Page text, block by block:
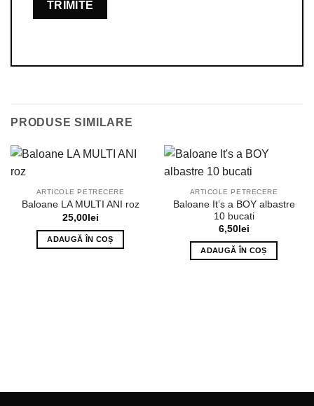
PRODUSE SIMILARE
ARTICOLE PETRECERE
Baloane LA MULTI ANI roz
25,00lei
ADAUGĂ ÎN COȘ
ARTICOLE PETRECERE
Baloane It’s a BOY albastre
10 bucati
6,50lei
ADAUGĂ ÎN COȘ